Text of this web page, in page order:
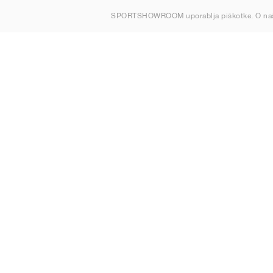
SPORTSHOWROOM uporablja piškotke. O
Kontakt